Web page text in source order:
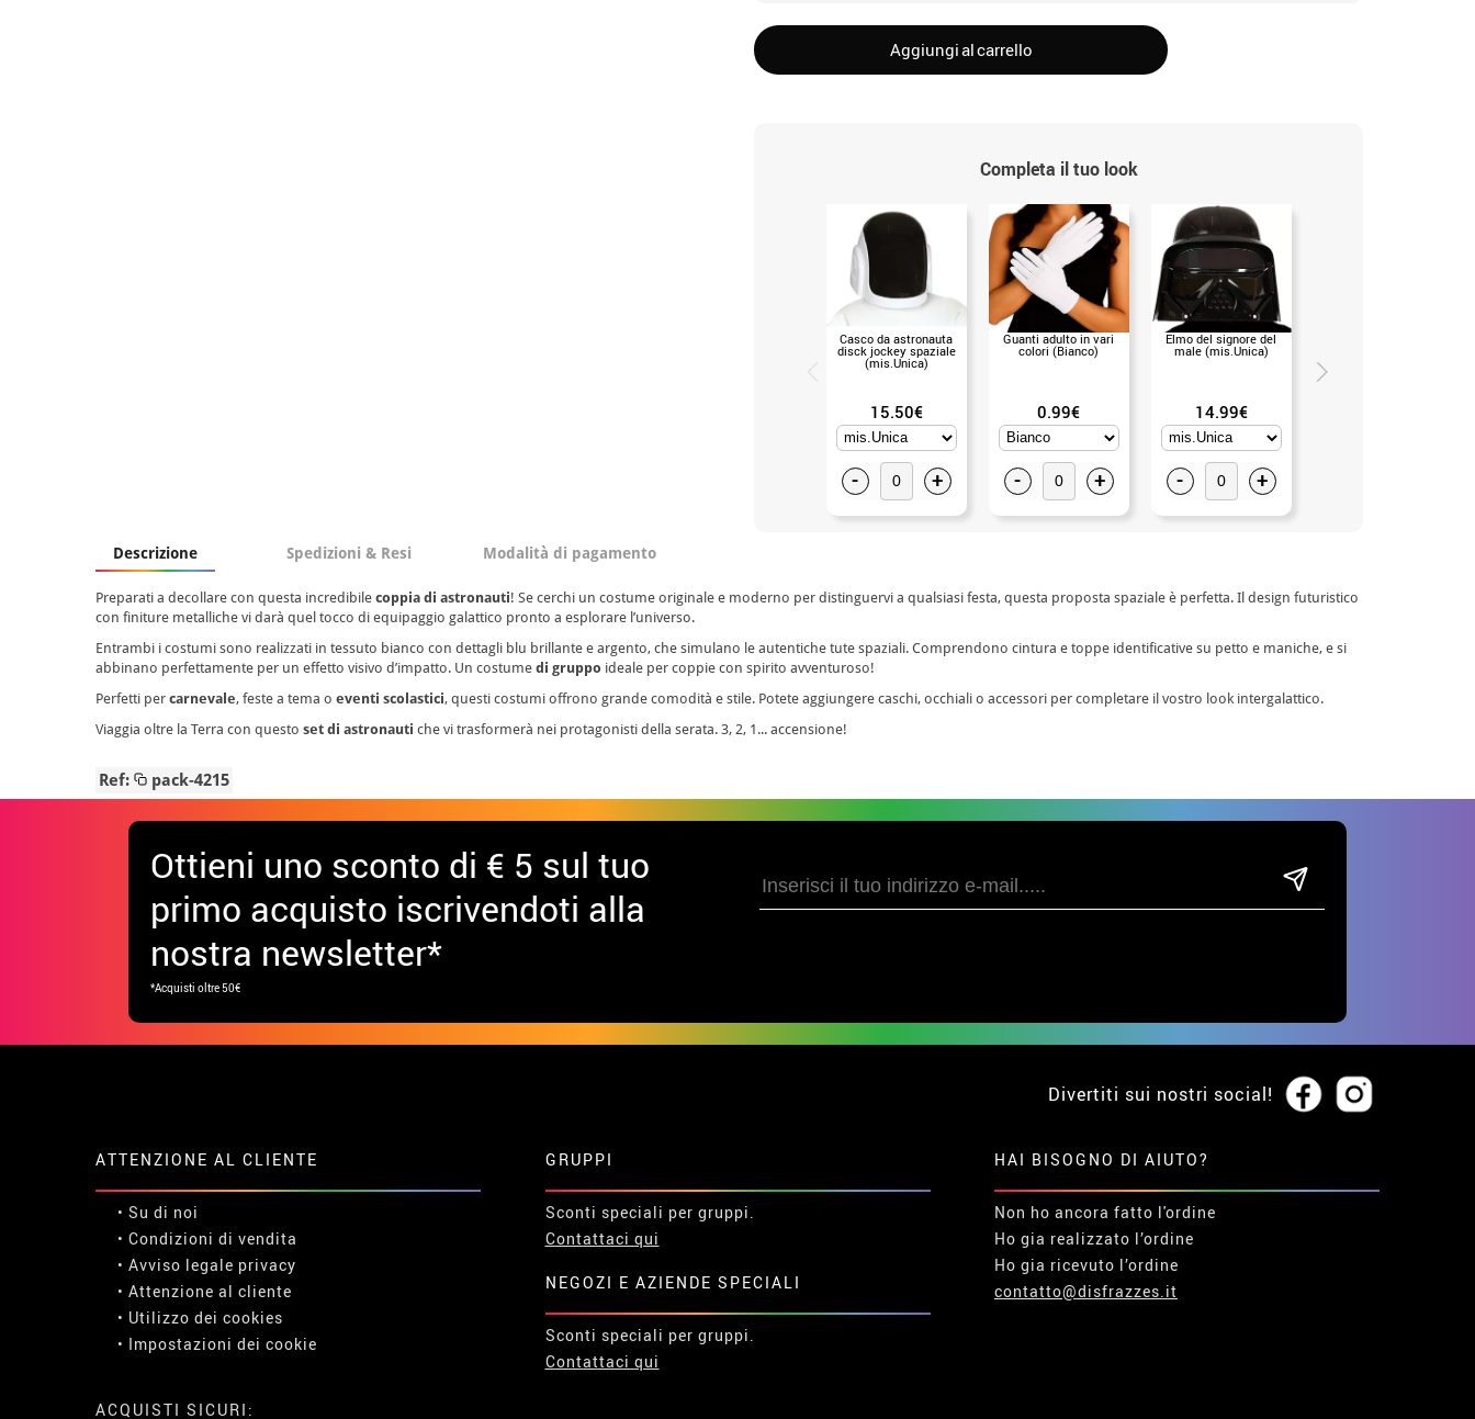
Aggiungi al carrello
Completa il tuo look
Casco da astronauta
disck jockey spaziale
(mis.Unica)
15.50€
- +
Guanti adulto in vari
colori (Bianco)
0.99€
- +
Elmo del signore del
male (mis.Unica)
14.99€
- +
Descrizione Spedizioni & Resi Modalità di pagamento
Preparati a decollare con questa incredibile coppia di astronauti! Se cerchi un costume originale e moderno per distinguervi a qualsiasi festa, questa proposta spaziale è perfetta. Il design futuristico
con finiture metalliche vi darà quel tocco di equipaggio galattico pronto a esplorare l’universo.
Entrambi i costumi sono realizzati in tessuto bianco con dettagli blu brillante e argento, che simulano le autentiche tute spaziali. Comprendono cintura e toppe identificative su petto e maniche, e si
abbinano perfettamente per un effetto visivo d’impatto. Un costume di gruppo ideale per coppie con spirito avventuroso!
Perfetti per carnevale, feste a tema o eventi scolastici, questi costumi offrono grande comodità e stile. Potete aggiungere caschi, occhiali o accessori per completare il vostro look intergalattico.
Viaggia oltre la Terra con questo set di astronauti che vi trasformerà nei protagonisti della serata. 3, 2, 1... accensione!
Ref: pack-4215
Ottieni uno sconto di € 5 sul tuo
primo acquisto iscrivendoti alla
nostra newsletter*
*Acquisti oltre 50€
Divertiti sui nostri social!
ATTENZIONE AL CLIENTE
• Su di noi
• Condizioni di vendita
• Avviso legale privacy
• Attenzione al cliente
• Utilizzo dei cookies
• Impostazioni dei cookie
GRUPPI
Sconti speciali per gruppi.
Contattaci qui
NEGOZI E AZIENDE SPECIALI
Sconti speciali per gruppi.
Contattaci qui
HAI BISOGNO DI AIUTO?
Non ho ancora fatto l'ordine
Ho gia realizzato l’ordine
Ho gia ricevuto l’ordine
contatto@disfrazzes.it
ACQUISTI SICURI: